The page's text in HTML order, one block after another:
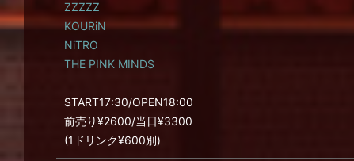
ZZZZZ
KOURiN
NiTRO
THE PINK MINDS
START17:30/OPEN18:00
前売り¥2600/当日¥3300
(1ドリンク¥600別)